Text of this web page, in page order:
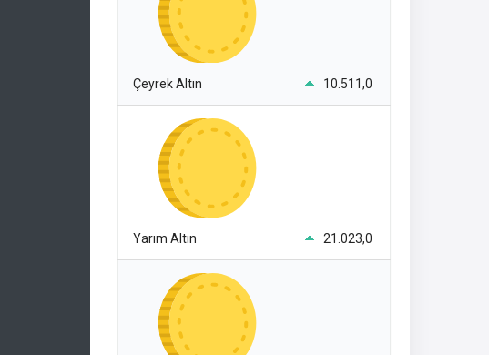
Çeyrek Altın 10.511,0
Yarım Altın 21.023,0